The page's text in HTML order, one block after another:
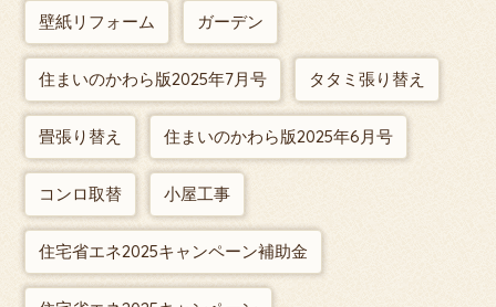
壁紙リフォーム ガーデン
住まいのかわら版2025年7月号 タタミ張り替え
畳張り替え 住まいのかわら版2025年6月号
コンロ取替 小屋工事
住宅省エネ2025キャンペーン補助金